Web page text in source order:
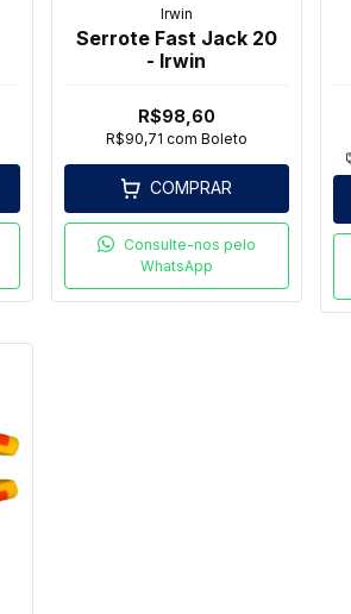
Irwin
Serrote Fast Jack 20
- Irwin
R$98,60
R$90,71 com Boleto
COMPRAR
Consulte-nos pelo
WhatsApp